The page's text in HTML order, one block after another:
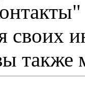
также